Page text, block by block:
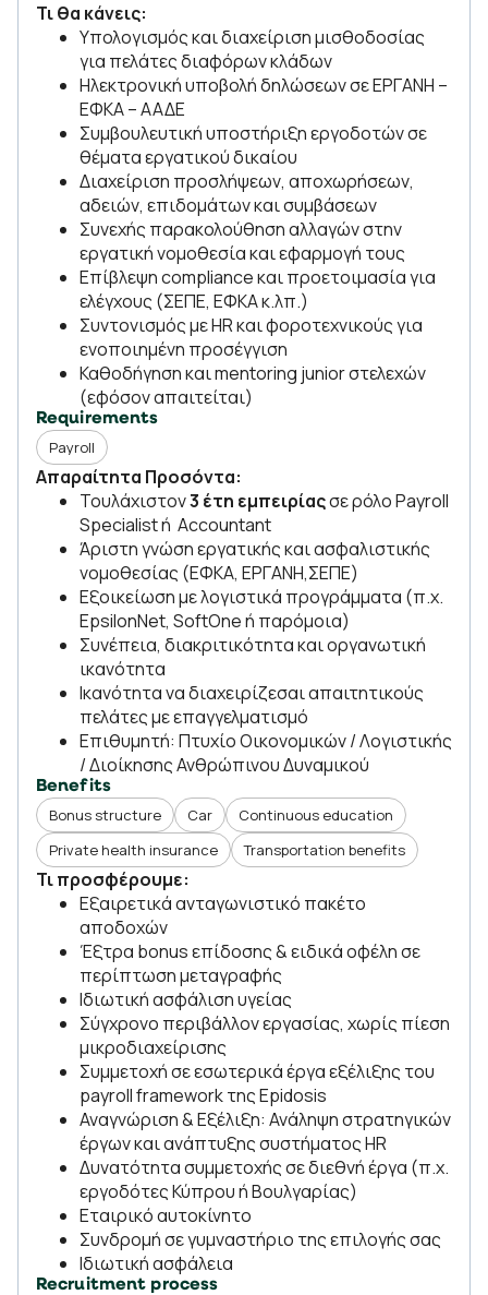
Τι θα κάνεις:
Υπολογισμός και διαχείριση μισθοδοσίας
για πελάτες διαφόρων κλάδων
Ηλεκτρονική υποβολή δηλώσεων σε ΕΡΓΑΝΗ –
ΕΦΚΑ – ΑΑΔΕ
Συμβουλευτική υποστήριξη εργοδοτών σε
θέματα εργατικού δικαίου
Διαχείριση προσλήψεων, αποχωρήσεων,
αδειών, επιδομάτων και συμβάσεων
Συνεχής παρακολούθηση αλλαγών στην
εργατική νομοθεσία και εφαρμογή τους
Επίβλεψη compliance και προετοιμασία για
ελέγχους (ΣΕΠΕ, ΕΦΚΑ κ.λπ.)
Συντονισμός με HR και φοροτεχνικούς για
ενοποιημένη προσέγγιση
Καθοδήγηση και mentoring junior στελεχών
(εφόσον απαιτείται)
Requirements
Payroll
Απαραίτητα Προσόντα:
Τουλάχιστον3 έτη εμπειρίαςσε ρόλο Payroll
Specialist ή Accountant
Άριστη γνώση εργατικής και ασφαλιστικής
νομοθεσίας (ΕΦΚΑ, ΕΡΓΑΝΗ,ΣΕΠΕ)
Εξοικείωση με λογιστικά προγράμματα (π.χ.
EpsilonNet, SoftOne ή παρόμοια)
Συνέπεια, διακριτικότητα και οργανωτική
ικανότητα
Ικανότητα να διαχειρίζεσαι απαιτητικούς
πελάτες με επαγγελματισμό
Επιθυμητή: Πτυχίο Οικονομικών / Λογιστικής
/ Διοίκησης Ανθρώπινου Δυναμικού
Benefits
Bonus structure Car
Continuous education
Private health insurance
Transportation benefits
Τι προσφέρουμε:
Εξαιρετικά ανταγωνιστικό πακέτο
αποδοχών
Έξτρα bonus επίδοσης & ειδικά οφέλη σε
περίπτωση μεταγραφής
Ιδιωτική ασφάλιση υγείας
Σύγχρονο περιβάλλον εργασίας, χωρίς πίεση
μικροδιαχείρισης
Συμμετοχή σε εσωτερικά έργα εξέλιξης του
payroll framework της Epidosis
Αναγνώριση & Εξέλιξη: Ανάληψη στρατηγικών
έργων και ανάπτυξης συστήματος HR
Δυνατότητα συμμετοχής σε διεθνή έργα (π.χ.
εργοδότες Κύπρου ή Βουλγαρίας)
Εταιρικό αυτοκίνητο
Συνδρομή σε γυμναστήριο της επιλογής σας
Ιδιωτική ασφάλεια
Recruitment process